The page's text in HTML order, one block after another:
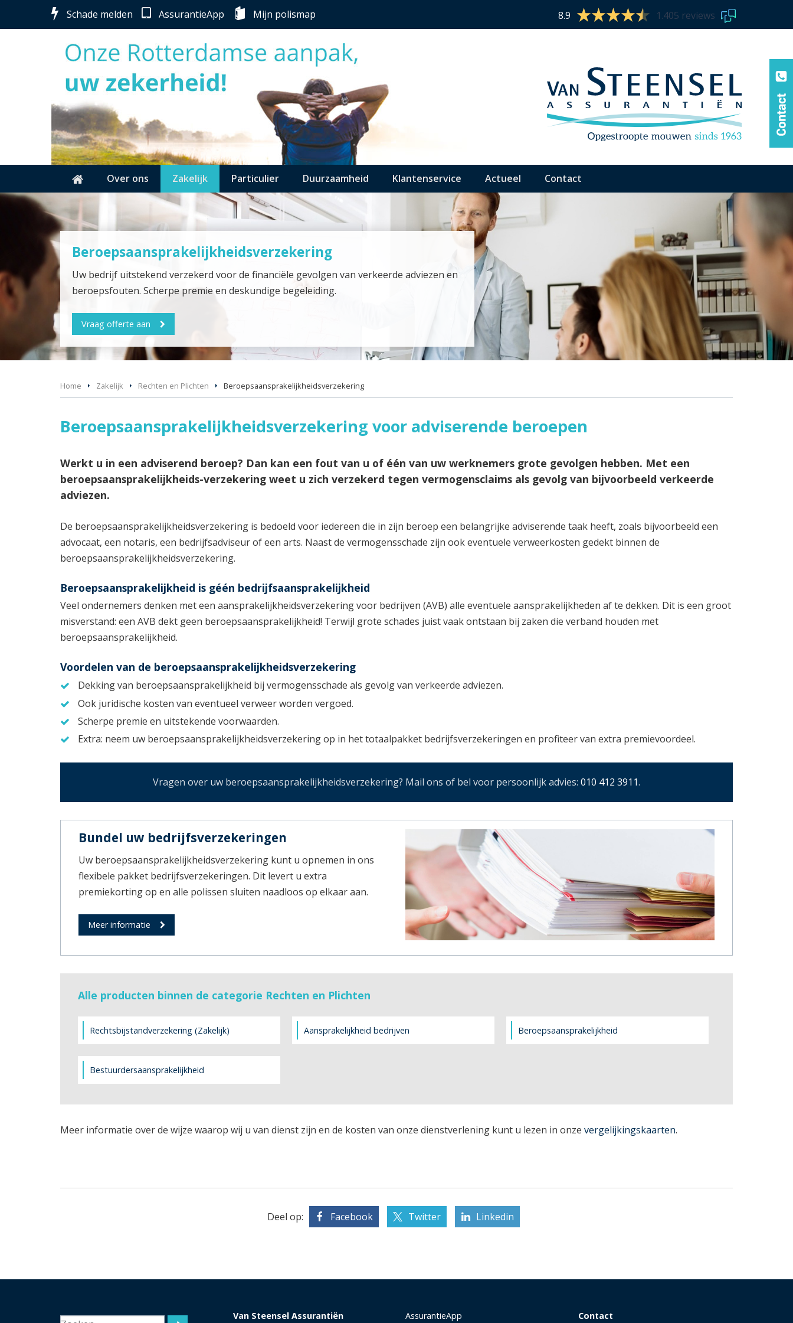
8.9 1.405 reviews
Schade melden AssurantieApp Mijn polismap
Over ons Zakelijk Particulier Duurzaamheid Klantenservice Actueel Contact
Beroepsaansprakelijkheidsverzekering
Uw bedrijf uitstekend verzekerd voor de financiële gevolgen van verkeerde adviezen en
beroepsfouten. Scherpe premie en deskundige begeleiding.
Vraag offerte aan
Home Zakelijk Rechten en Plichten Beroeps­aansprakelijkheidsverzekering
Beroepsaansprakelijkheidsverzekering voor adviserende beroepen
Werkt u in een adviserend beroep? Dan kan een fout van u of één van uw werknemers grote gevolgen hebben. Met een
beroepsaansprakelijkheids-verzekering weet u zich verzekerd tegen vermogensclaims als gevolg van bijvoorbeeld verkeerde
adviezen.
De beroepsaansprakelijkheidsverzekering is bedoeld voor iedereen die in zijn beroep een belangrijke adviserende taak heeft, zoals bijvoorbeeld een
advocaat, een notaris, een bedrijfsadviseur of een arts. Naast de vermogensschade zijn ook eventuele verweerkosten gedekt binnen de
beroepsaansprakelijkheidsverzekering.
Beroepsaansprakelijkheid is géén bedrijfsaansprakelijkheid
Veel ondernemers denken met een aansprakelijkheidsverzekering voor bedrijven (AVB) alle eventuele aansprakelijkheden af te dekken. Dit is een groot
misverstand: een AVB dekt geen beroepsaansprakelijkheid! Terwijl grote schades juist vaak ontstaan bij zaken die verband houden met
beroepsaansprakelijkheid.
Voordelen van de beroepsaansprakelijkheidsverzekering
Dekking van beroepsaansprakelijkheid bij vermogensschade als gevolg van verkeerde adviezen.
Ook juridische kosten van eventueel verweer worden vergoed.
Scherpe premie en uitstekende voorwaarden.
Extra: neem uw beroepsaansprakelijkheidsverzekering op in het totaalpakket bedrijfsverzekeringen en profiteer van extra premievoordeel.
Vragen over uw beroepsaansprakelijkheidsverzekering? Mail ons of bel voor persoonlijk advies: 010 412 3911.
Bundel uw bedrijfsverzekeringen
Uw beroepsaansprakelijkheidsverzekering kunt u opnemen in ons
flexibele pakket bedrijfsverzekeringen. Dit levert u extra
premiekorting op en alle polissen sluiten naadloos op elkaar aan.
Meer informatie
Alle producten binnen de categorie Rechten en Plichten
Rechtsbijstandverzekering (Zakelijk) Aansprakelijkheid bedrijven Beroepsaansprakelijkheid
Bestuurdersaansprakelijkheid
Meer informatie over de wijze waarop wij u van dienst zijn en de kosten van onze dienstverlening kunt u lezen in onze vergelijkingskaarten.
Deel op: Facebook Twitter Linkedin
Van Steensel Assurantiën AssurantieApp Contact